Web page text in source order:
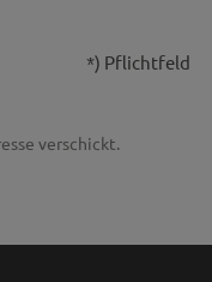
*) Pflichtfeld
verschickt.